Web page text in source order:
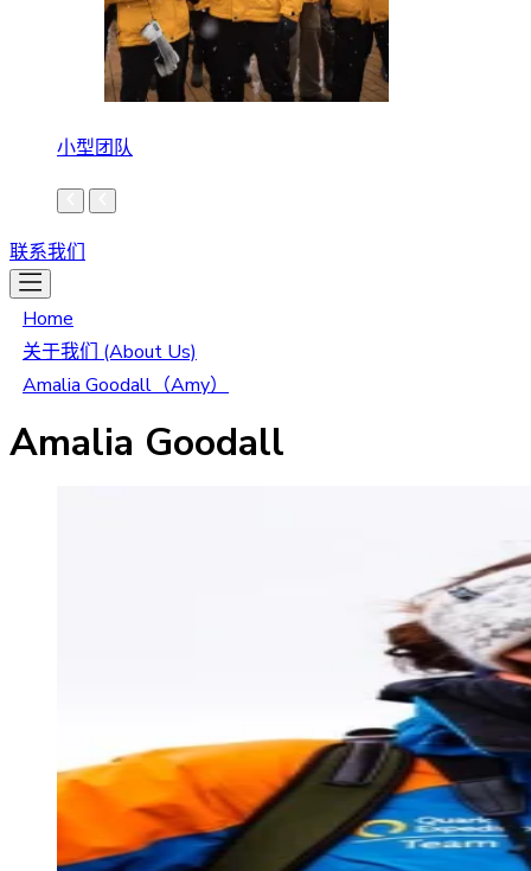
小型团队
联系我们
Home
关于我们 (About Us)
Amalia Goodall（Amy）
Amalia Goodall